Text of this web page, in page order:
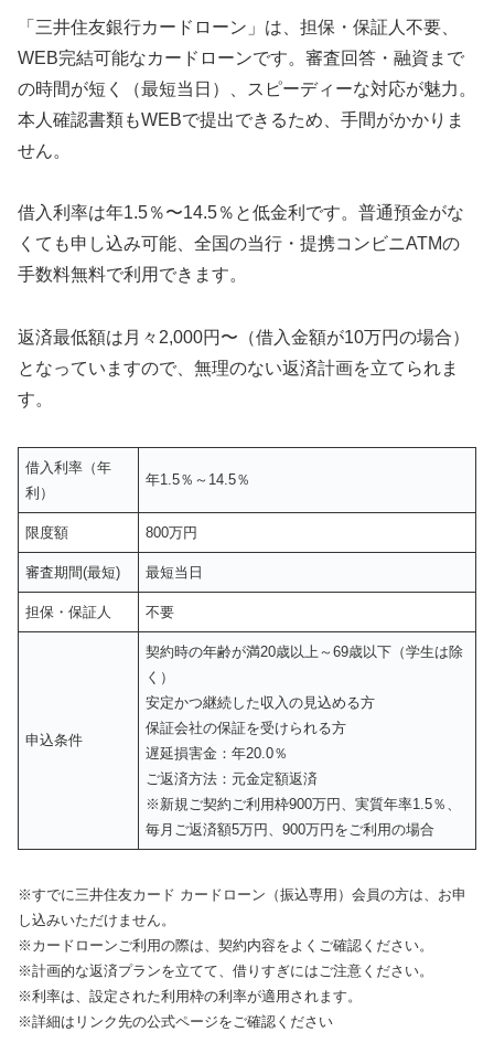
「三井住友銀行カードローン」は、担保・保証人不要、
WEB完結可能なカードローンです。審査回答・融資まで
の時間が短く（最短当日）、スピーディーな対応が魅力。
本人確認書類もWEBで提出できるため、手間がかかりま
せん。
借入利率は年1.5％〜14.5％と低金利です。普通預金がな
くても申し込み可能、全国の当行・提携コンビニATMの
手数料無料で利用できます。
返済最低額は月々2,000円〜（借入金額が10万円の場合）
となっていますので、無理のない返済計画を立てられま
す。
借入利率（年
利）
年1.5％～14.5％
限度額 800万円
審査期間(最短) 最短当日
担保・保証人 不要
申込条件
契約時の年齢が満20歳以上～69歳以下（学生は除
く）
安定かつ継続した収入の見込める方
保証会社の保証を受けられる方
遅延損害金：年20.0％
ご返済方法：元金定額返済
※新規ご契約ご利用枠900万円、実質年率1.5％、
毎月ご返済額5万円、900万円をご利用の場合
※すでに三井住友カード カードローン（振込専用）会員の方は、お申
し込みいただけません。
※カードローンご利用の際は、契約内容をよくご確認ください。
※計画的な返済プランを立てて、借りすぎにはご注意ください。
※利率は、設定された利用枠の利率が適用されます。
※詳細はリンク先の公式ページをご確認ください